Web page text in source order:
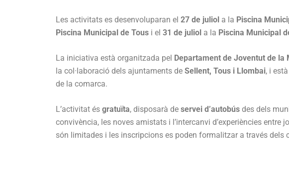
Les activitats es desenvoluparan el 27 de juliol a la Piscina
Piscina Municipal de Tous i el 31 de juliol a la Piscina Municipal
La iniciativa està organitzada pel Departament de Joventut de la
la col·laboració dels ajuntaments de Sellent, Tous i Llombai, i
de la comarca.
L’activitat és gratuïta, disposarà de servei d’autobús des dels
convivència, les noves amistats i l’intercanvi d’experiències entre
són limitades i les inscripcions es poden formalitzar a través dels